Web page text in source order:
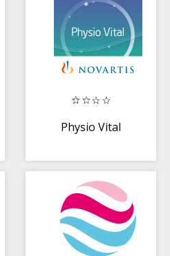
Physio Vital